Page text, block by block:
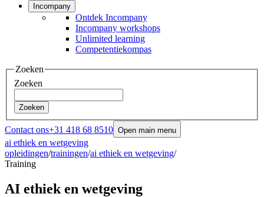
Incompany
Ontdek Incompany
Incompany workshops
Unlimited learning
Competentiekompas
Zoeken
Zoeken
Zoeken
Contact ons+31 418 68 8510 Open main menu
ai ethiek en wetgeving
opleidingen/trainingen/ai ethiek en wetgeving/
Training
AI ethiek en wetgeving